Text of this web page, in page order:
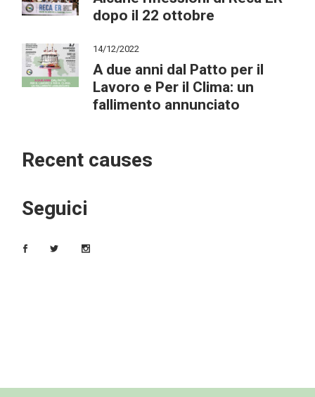
dopo il 22 ottobre
14/12/2022
A due anni dal Patto per il
Lavoro e Per il Clima: un
fallimento annunciato
Recent causes
Seguici